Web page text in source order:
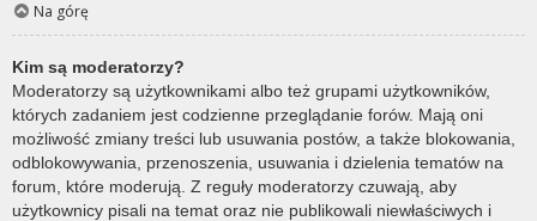
Na górę
Kim są moderatorzy?
Moderatorzy są użytkownikami albo też grupami użytkowników,
których zadaniem jest codzienne przeglądanie forów. Mają oni
możliwość zmiany treści lub usuwania postów, a także blokowania,
odblokowywania, przenoszenia, usuwania i dzielenia tematów na
forum, które moderują. Z reguły moderatorzy czuwają, aby
użytkownicy pisali na temat oraz nie publikowali niewłaściwych i